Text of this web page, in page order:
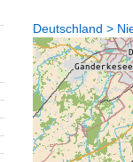
Deutschland >